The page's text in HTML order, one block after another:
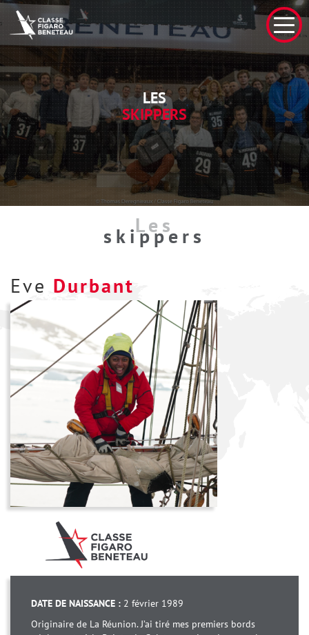
LES
SKIPPERS
Les
skippers
Eve Durbant
DATE DE NAISSANCE : 2 février 1989
Originaire de La Réunion. J’ai tiré mes premiers bords